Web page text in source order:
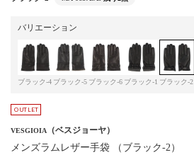
バリエーション
ブラック-4 ブラック-5 ブラック-6 ブラック-1 ブラック-2
VESGIOIA （ベスジョーヤ）
メンズラムレザー手袋 （ブラック-2）